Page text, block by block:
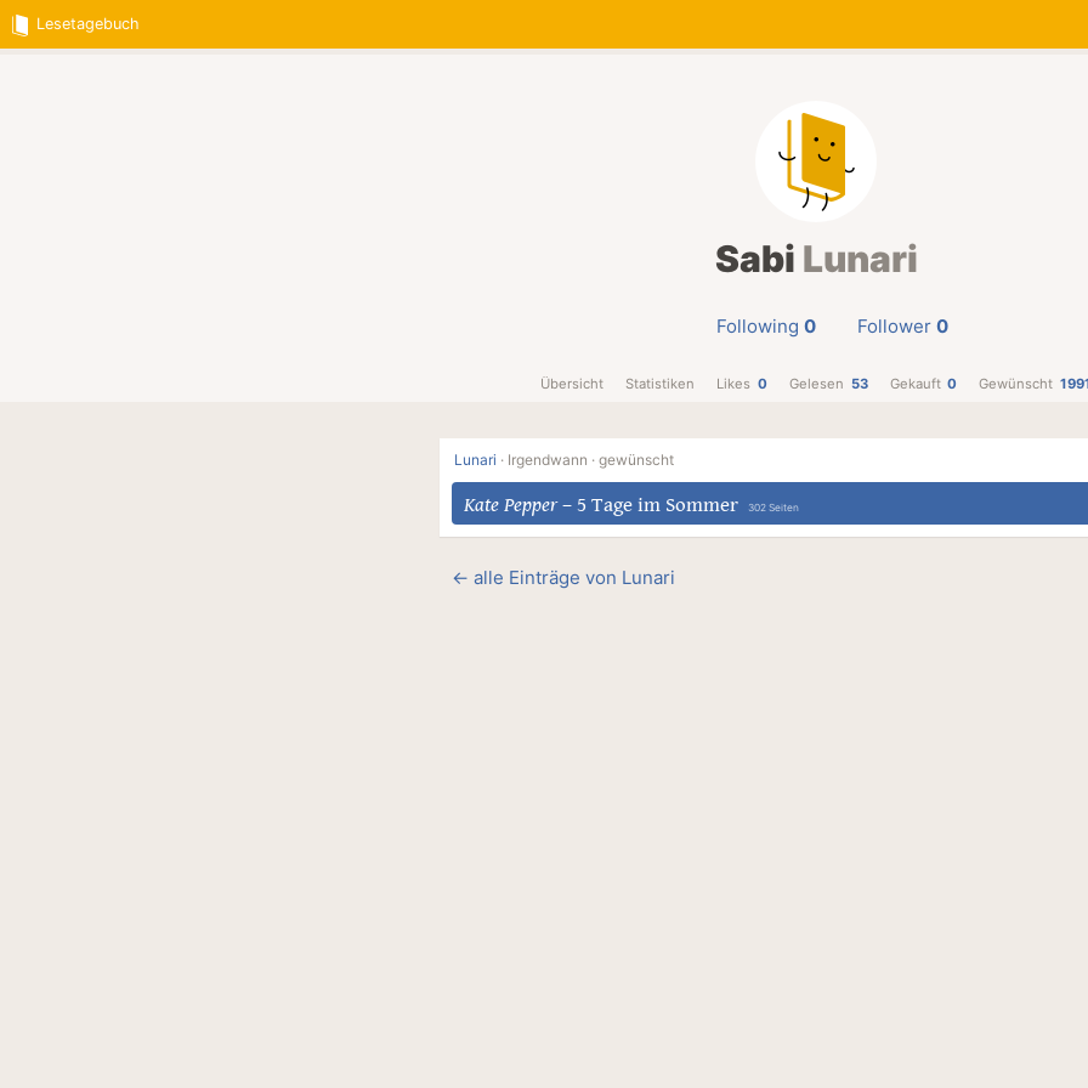
Lesetagebuch
Sabi Lunari
Following 0 Follower 0
Übersicht Statistiken Likes 0 Gelesen 53 Gekauft 0 Gewünscht
Lunari · Irgendwann · gewünscht
Kate Pepper– 5 Tage im Sommer 302 Seiten
← alle Einträge von Lunari